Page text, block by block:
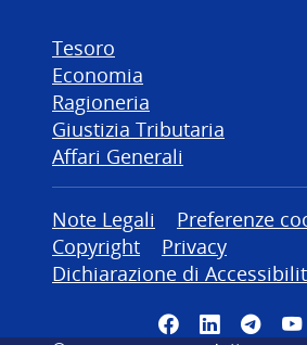
Tesoro
Economia
Ragioneria
Giustizia Tributaria
Affari Generali
Altre
Note Legali
Preferenze
Copyright
Privacy
Dichiarazione di
PaginaCanale